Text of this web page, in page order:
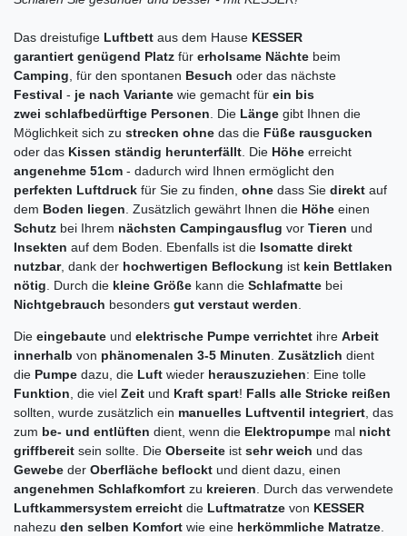
Das dreistufige Luftbett aus dem Hause KESSER
garantiert genügend Platz für erholsame Nächte beim
Camping , für den spontanen Besuch oder das nächste
Festival - je nach Variante wie gemacht für ein bis
zwei schlafbedürftige Personen . Die Länge gibt Ihnen die
Möglichkeit sich zu strecken ohne das die Füße rausgucken
oder das Kissen ständig herunterfällt . Die Höhe erreicht
angenehme 51cm - dadurch wird Ihnen ermöglicht den
perfekten Luftdruck für Sie zu finden, ohne dass Sie direkt auf
dem Boden liegen . Zusätzlich gewährt Ihnen die Höhe einen
Schutz bei Ihrem nächsten Campingausflug vor Tieren und
Insekten auf dem Boden. Ebenfalls ist die Isomatte direkt
nutzbar, dank der hochwertigen Beflockung ist kein Bettlaken
nötig . Durch die kleine Größe kann die Schlafmatte bei
Nichtgebrauch besonders gut verstaut werden
Die eingebaute und elektrische Pumpe verrichtet ihre Arbeit
innerhalb von phänomenalen 3-5 Minuten Zusätzlich dient
die Pumpe dazu, die Luft wieder herauszuziehen: Eine tolle
Funktion , die viel Zeit und Kraft spart! Falls alle Stricke reißen
sollten, wurde zusätzlich ein manuelles Luftventil integriert , das
zum be- und entlüften dient, wenn die Elektropumpe mal nicht
griffbereit sein sollte. Die Oberseite ist sehr weich und das
Gewebe der Oberfläche beflockt und dient dazu, einen
angenehmen Schlafkomfort zu kreieren . Durch das verwendete
Luftkammersystem erreicht die Luftmatratze von KESSER
nahezu den selben Komfort wie eine herkömmliche Matratze